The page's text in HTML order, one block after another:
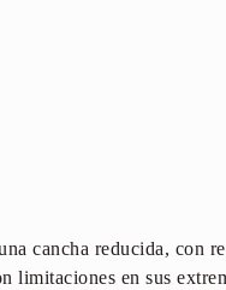
cancha reducida, con
limitaciones en sus